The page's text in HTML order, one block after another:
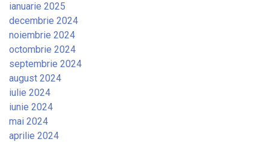
ianuarie 2025
decembrie 2024
noiembrie 2024
octombrie 2024
septembrie 2024
august 2024
iulie 2024
iunie 2024
mai 2024
aprilie 2024